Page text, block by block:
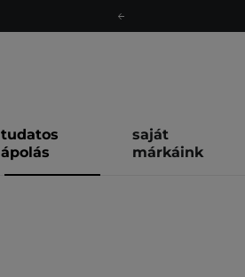
tudatos
ápolás
saját
márkáink